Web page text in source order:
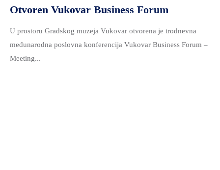
Otvoren Vukovar Business Forum
U prostoru Gradskog muzeja Vukovar otvorena je trodnevna
međunarodna poslovna konferencija Vukovar Business Forum –
Meeting...